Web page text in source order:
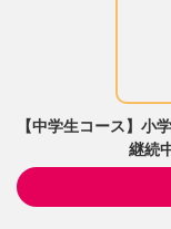
【中学生コース】小
継続